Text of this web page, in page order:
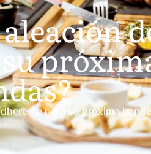
para su próxima